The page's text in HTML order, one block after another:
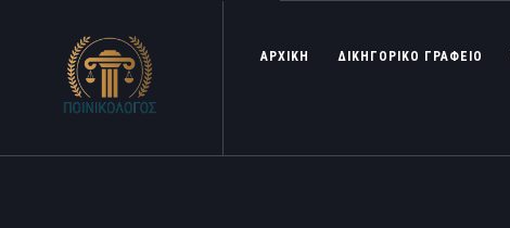
ΑΡΧΙΚΗ ΔΙΚΗΓΟΡΙΚΟ ΓΡΑΦΕΙΟ